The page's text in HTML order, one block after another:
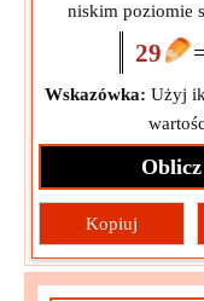
niskim poziomie
29
Wskazówka: Użyj
Oblicz
Kopiuj